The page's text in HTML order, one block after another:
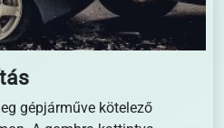
gépjárműve kötelező